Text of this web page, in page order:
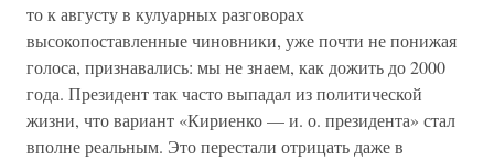
то к августу в кулуарных разговорах
высокопоставленные чиновники, уже почти не понижая
голоса, признавались: мы не знаем, как дожить до 2000
года. Президент так часто выпадал из политической
жизни, что вариант «Кириенко — и. о. президента» стал
вполне реальным. Это перестали отрицать даже в